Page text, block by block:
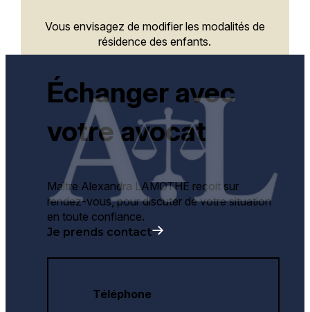
Vous envisagez de modifier les modalités de
résidence des enfants.
Échanger avec
votre avocat
Maître Alexandra LAMOTHE reçoit sur
rendez-vous, pour discuter de votre situation
en toute confiance.
Je prends contact
Téléphone